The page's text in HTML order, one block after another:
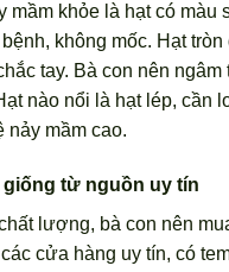
mầm khỏe là hạt có màu
không mốc. Hạt
tay. Bà con nên ngâm
nào nổi là hạt lép, cần
nảy mầm cao.
từ nguồn uy tín
lượng, bà con nên
cửa hàng uy tín, có